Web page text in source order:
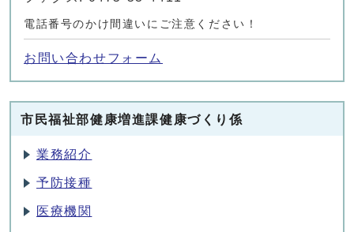
電話番号のかけ間違いにご注意ください！
お問い合わせフォーム
市民福祉部健康増進課健康づくり係
業務紹介
予防接種
医療機関